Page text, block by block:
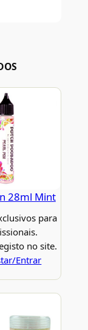
28ml Mint
para
no site.
Entrar